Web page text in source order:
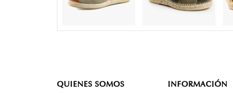
QUIENES SOMOS INFORMACIÓN